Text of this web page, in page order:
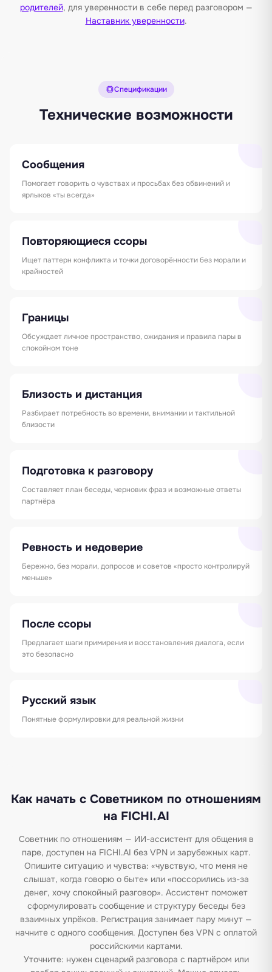
родителей, для уверенности в себе перед разговором —
Наставник уверенности.
Спецификации
Технические возможности
Сообщения
Помогает говорить о чувствах и просьбах без обвинений и
ярлыков «ты всегда»
Повторяющиеся ссоры
Ищет паттерн конфликта и точки договорённости без морали и
крайностей
Границы
Обсуждает личное пространство, ожидания и правила пары в
спокойном тоне
Близость и дистанция
Разбирает потребность во времени, внимании и тактильной
близости
Подготовка к разговору
Составляет план беседы, черновик фраз и возможные ответы
партнёра
Ревность и недоверие
Бережно, без морали, допросов и советов «просто контролируй
меньше»
После ссоры
Предлагает шаги примирения и восстановления диалога, если
это безопасно
Русский язык
Понятные формулировки для реальной жизни
Как начать с Советником по отношениям
на FICHI.AI
Советник по отношениям — ИИ-ассистент для общения в
паре, доступен на FICHI.AI без VPN и зарубежных карт.
Опишите ситуацию и чувства: «чувствую, что меня не
слышат, когда говорю о быте» или «поссорились из-за
денег, хочу спокойный разговор». Ассистент поможет
сформулировать сообщение и структуру беседы без
взаимных упрёков. Регистрация занимает пару минут —
начните с одного сообщения. Доступен без VPN с оплатой
российскими картами.
Уточните: нужен сценарий разговора с партнёром или